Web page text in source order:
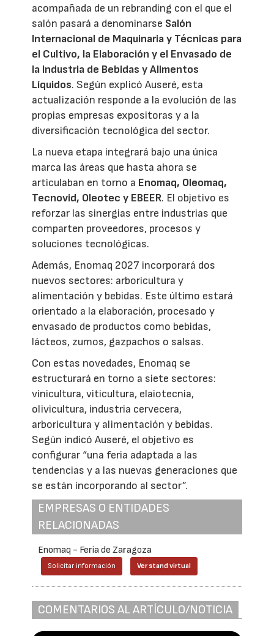
acompañada de un rebranding con el que el
salón pasará a denominarse Salón
Internacional de Maquinaria y Técnicas para
el Cultivo, la Elaboración y el Envasado de
la Industria de Bebidas y Alimentos
Líquidos. Según explicó Auseré, esta
actualización responde a la evolución de las
propias empresas expositoras y a la
diversificación tecnológica del sector.
La nueva etapa integrará bajo una única
marca las áreas que hasta ahora se
articulaban en torno a Enomaq, Oleomaq,
Tecnovid, Oleotec y EBEER. El objetivo es
reforzar las sinergias entre industrias que
comparten proveedores, procesos y
soluciones tecnológicas.
Además, Enomaq 2027 incorporará dos
nuevos sectores: arboricultura y
alimentación y bebidas. Este último estará
orientado a la elaboración, procesado y
envasado de productos como bebidas,
lácteos, zumos, gazpachos o salsas.
Con estas novedades, Enomaq se
estructurará en torno a siete sectores:
vinicultura, viticultura, elaiotecnia,
olivicultura, industria cervecera,
arboricultura y alimentación y bebidas.
Según indicó Auseré, el objetivo es
configurar “una feria adaptada a las
tendencias y a las nuevas generaciones que
se están incorporando al sector”.
EMPRESAS O ENTIDADES
RELACIONADAS
Enomaq - Feria de Zaragoza
Solicitar información Ver stand virtual
COMENTARIOS AL ARTÍCULO/NOTICIA